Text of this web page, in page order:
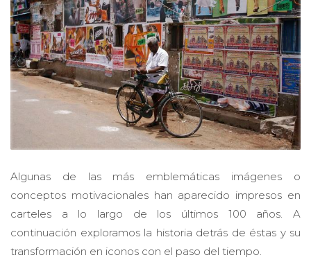
conceptos motivacionales han aparecido impresos en
carteles a lo largo de los últimos 100 años. A
continuación exploramos la historia detrás de éstas y su
transformación en iconos con el paso del tiempo.